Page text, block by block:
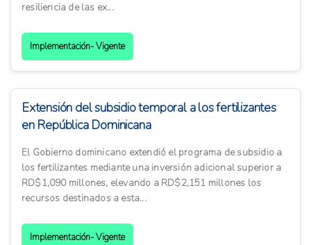
resiliencia de las ex...
Implementación- Vigente
Extensión del subsidio temporal a los fertilizantes
en República Dominicana
El Gobierno dominicano extendió el programa de subsidio a
los fertilizantes mediante una inversión adicional superior a
RD$1,090 millones, elevando a RD$2,151 millones los
recursos destinados a esta...
Implementación- Vigente